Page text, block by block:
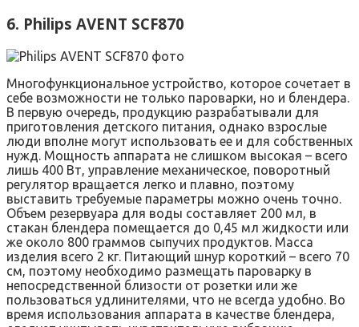
6. Philips AVENT SCF870
Многофункциональное устройство, которое сочетает в
себе возможности не только пароварки, но и блендера.
В первую очередь, продукцию разрабатывали для
приготовления детского питания, однако взрослые
люди вполне могут использовать ее и для собственных
нужд. Мощность аппарата не слишком высокая – всего
лишь 400 Вт, управление механическое, поворотный
регулятор вращается легко и плавно, поэтому
выставить требуемые параметры можно очень точно.
Объем резервуара для воды составляет 200 мл, в
стакан блендера помещается до 0,45 мл жидкости или
же около 800 граммов сыпучих продуктов. Масса
изделия всего 2 кг. Питающий шнур короткий – всего 70
см, поэтому необходимо размещать пароварку в
непосредственной близости от розетки или же
пользоваться удлинителями, что не всегда удобно. Во
время использования аппарата в качестве блендера,